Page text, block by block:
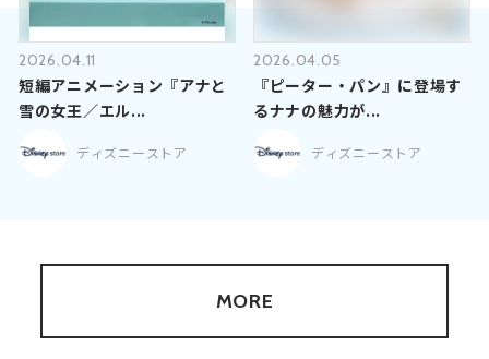
2026.04.11
短編アニメーション『アナと
雪の女王／エル...
ディズニーストア
2026.04.05
『ピーター・パン』に登場す
るナナの魅力が...
ディズニーストア
MORE